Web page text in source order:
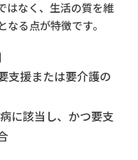
はなく、生活の質を維
る点が特徴です。
支援または要介護の
に該当し、かつ要支